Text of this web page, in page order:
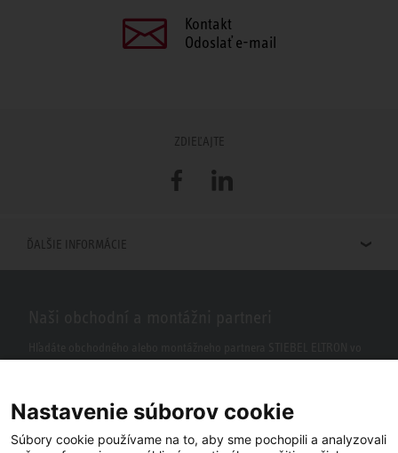
Kontakt
Odoslať e-mail
ZDIEĽAJTE
FacebookLinkedIn
ĎALŠIE INFORMÁCIE
Nastavenie súborov cookie
Súbory cookie používame na to, aby sme pochopili a analyzovali